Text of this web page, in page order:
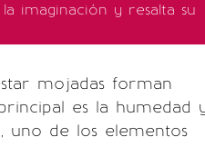
imaginación y resalta su
mojadas forman
es la humedad
uno de los elementos